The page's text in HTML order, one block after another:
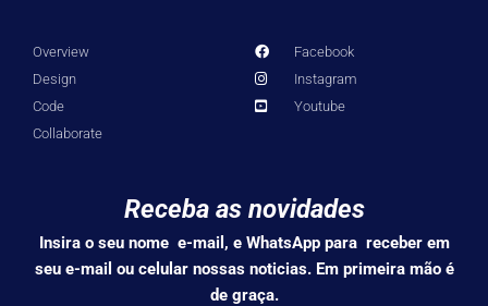
Overview
Design
Code
Collaborate
Facebook
Instagram
Youtube
Receba as novidades
Insira o seu nome e-mail, e WhatsApp para receber em
seu e-mail ou celular nossas noticias. Em primeira mão é
de graça.